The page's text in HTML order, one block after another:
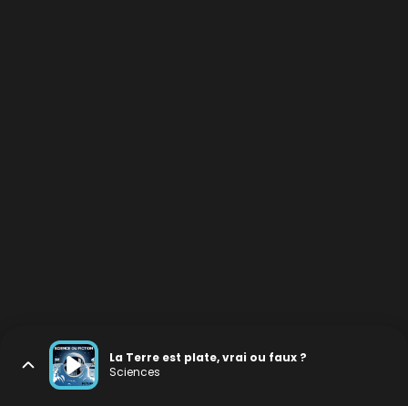
La Terre est plate, vrai ou faux ?
Sciences